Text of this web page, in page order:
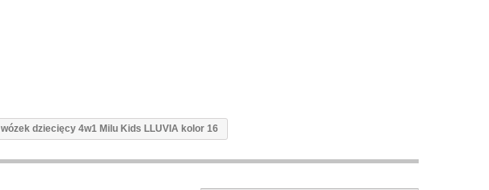
wózek dziecięcy 4w1 Milu Kids LLUVIA kolor 16